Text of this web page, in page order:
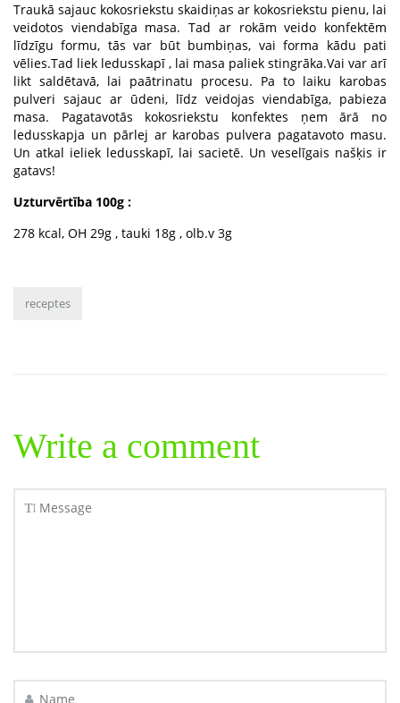
Traukā sajauc kokosriekstu skaidiņas ar kokosriekstu pienu, lai
veidotos viendabīga masa. Tad ar rokām veido konfektēm
līdzīgu formu, tās var būt bumbiņas, vai forma kādu pati
vēlies.Tad liek ledusskapī , lai masa paliek stingrāka.Vai var arī
likt saldētavā, lai paātrinatu procesu. Pa to laiku karobas
pulveri sajauc ar ūdeni, līdz veidojas viendabīga, pabieza
masa. Pagatavotās kokosriekstu konfektes ņem ārā no
ledusskapja un pārlej ar karobas pulvera pagatavoto masu.
Un atkal ieliek ledusskapī, lai sacietē. Un veselīgais našķis ir
gatavs!
Uzturvērtība 100g :
278 kcal, OH 29g , tauki 18g , olb.v 3g
receptes
Write a comment